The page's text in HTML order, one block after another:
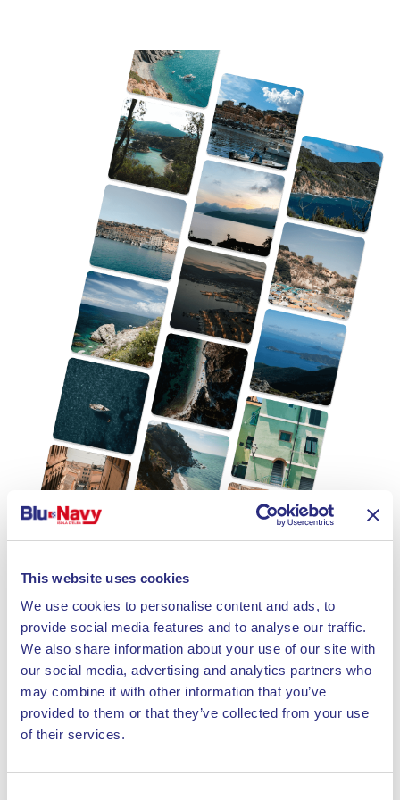
This website uses cookies
We use cookies to personalise content and ads, to
provide social media features and to analyse our traffic.
We also share information about your use of our site with
our social media, advertising and analytics partners who
may combine it with other information that you’ve
provided to them or that they’ve collected from your use
of their services.